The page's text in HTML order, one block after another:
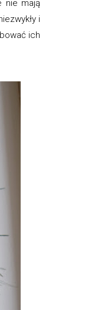
nie mają
i
ich